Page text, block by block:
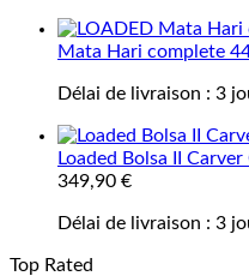
Mata Hari complete
Délai de livraison : 3
Loaded Bolsa II
349,90 €
Délai de livraison : 3
Top Rated